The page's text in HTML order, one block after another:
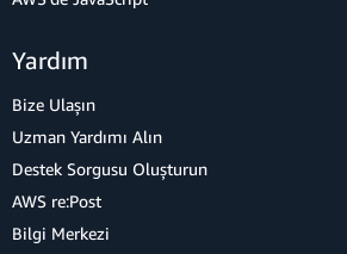
Yardım
Bize Ulaşın
Uzman Yardımı Alın
Destek Sorgusu Oluşturun
AWS re:Post
Bilgi Merkezi